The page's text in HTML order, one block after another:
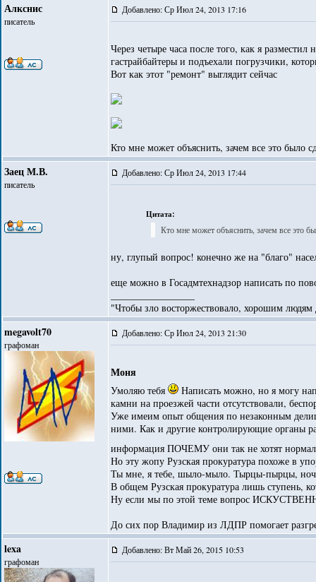
Алкснис
писатель
Добавлено: Ср Июл 24, 2013 17:16
Через четыре часа после того, как я
гастрайбайтеры и подъехали погрузчики,
Вот как этот "ремонт" выглядит сейчас
Кто мне может объяснить, зачем все это было
Заец М.В.
писатель
Добавлено: Ср Июл 24, 2013 17:44
Цитата:
Кто мне может объяснить, зачем все это
ну, глупый вопрос! конечно же на "благо"
еще можно в Госадмтехнадзор написать по
"Чтобы зло восторжествовало, хорошим людям
megavolt70
графоман
Добавлено: Ср Июл 24, 2013 21:30
Моня
Умоляю тебя
Написать можно, но я могу
камни на проезжей части отсутствовали,
Уже имеим опыт общения по незаконным
ними. Как и другие контролирующие органы
информация ПОЧЕМУ они так не хотят
Но эту жопу Рузская прокуратура похоже в
Ты мне, я тебе, шыло-мыло. Тырцы-пырцы,
В общем Рузская прокуратура лишь ступень,
Ну если мы по этой теме вопрос
До сих пор Владимир из ЛДПР помогает
lexa
графоман
Добавлено: Вт Май 26, 2015 10:53